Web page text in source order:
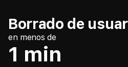
Borrado de
en menos de
1 min